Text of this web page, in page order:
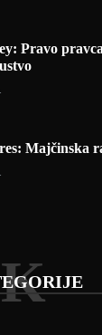
Pravo
Majčinska
K